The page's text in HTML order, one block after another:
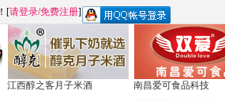
！[请登录/免费注册]
江西醇之客月子米酒 南昌爱可食品科技